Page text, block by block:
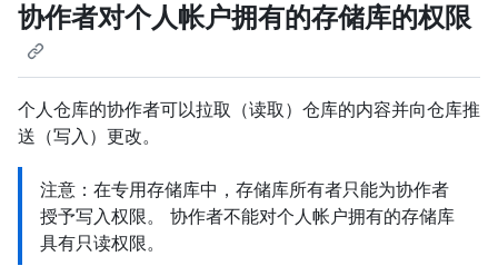
协作者对个人帐户拥有的存储库的权限
个人仓库的协作者可以拉取（读取）仓库的内容并向仓库推
送（写入）更改。
注意：在专用存储库中，存储库所有者只能为协作者
授予写入权限。 协作者不能对个人帐户拥有的存储库
具有只读权限。